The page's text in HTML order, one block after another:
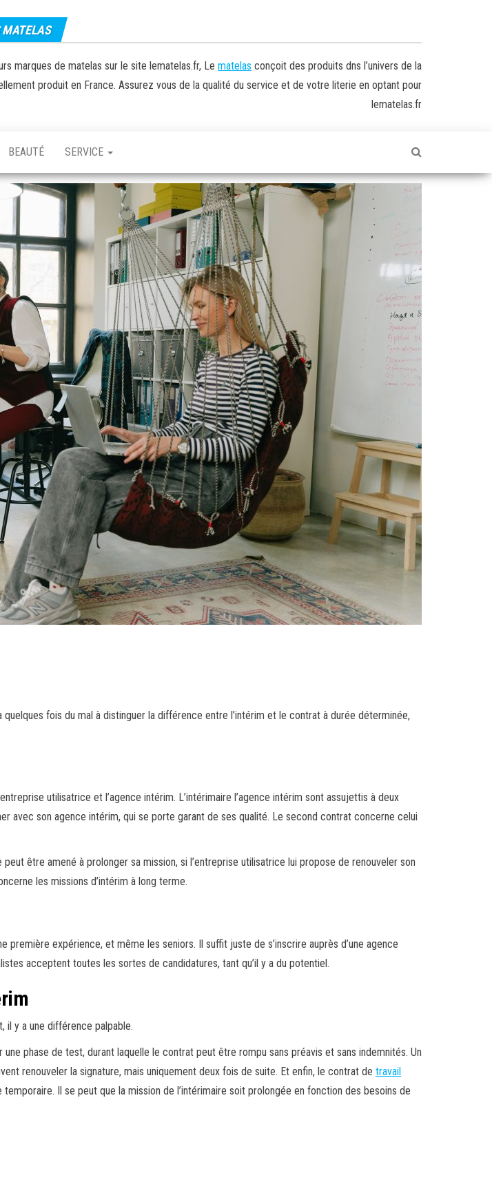
MATELAS
marques de matelas sur le site lematelas.fr, Le matelas conçoit des produits dns l’univers de la
produit en France. Assurez vous de la qualité du service et de votre literie en optant pour
lematelas.fr
BEAUTÉ SERVICE
fois du mal à distinguer la différence entre l’intérim et le contrat à durée déterminée,
utilisatrice et l’agence intérim. L’intérimaire l’agence intérim sont assujettis à deux
avec son agence intérim, qui se porte garant de ses qualité. Le second contrat concerne celui
être amené à prolonger sa mission, si l’entreprise utilisatrice lui propose de renouveler son
les missions d’intérim à long terme.
expérience, et même les seniors. Il suffit juste de s’inscrire auprès d’une agence
acceptent toutes les sortes de candidatures, tant qu’il y a du potentiel.
il y a une différence palpable.
phase de test, durant laquelle le contrat peut être rompu sans préavis et sans indemnités. Un
renouveler la signature, mais uniquement deux fois de suite. Et enfin, le contrat de travail
Il se peut que la mission de l’intérimaire soit prolongée en fonction des besoins de